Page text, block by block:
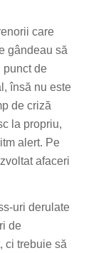
care
gândeau să
punct de
însă nu este
de criză
la propriu,
alert. Pe
afaceri
uri derulate
de
ci trebuie să